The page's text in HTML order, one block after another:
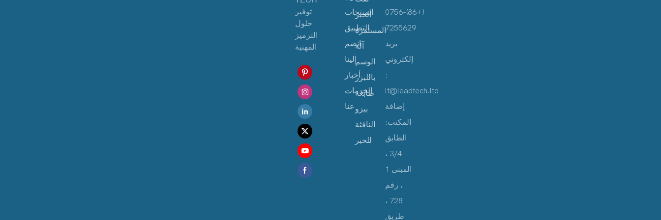
توفير
حلول
الترميز
المهنية
المنتجات
التطبيق
انضم
إلينا
أخبار
الخدمات
عنا
الحبر
المستمرة
آلة
الوسم
بالليزر
طابعة
بيزو
النافثة
للحبر
(+86)-0756
7255629
بريد
إلكتروني
:
lt@leadtech.ltd
إضافة
المكتب:
الطابق
3/4 ،
المبنى 1
، رقم
728 ،
طريق